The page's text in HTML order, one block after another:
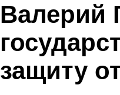
Валерий
защиту